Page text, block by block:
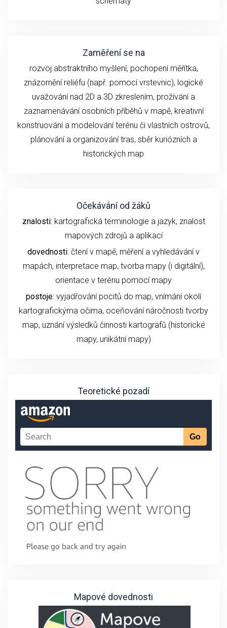
Zaměření se na
rozvoj abstraktního myšlení, pochopení měřítka,
znázornění reliéfu (např. pomocí vrstevnic), logické
uvažování nad 2D a 3D zkreslením, prožívání a
zaznamenávání osobních příběhů v mapě, kreativní
konstruování a modelování terénu či vlastních ostrovů,
plánování a organizování tras, sběr kuriózních a
historických map
Očekávání od žáků
znalosti: kartografická terminologie a jazyk, znalost
mapových zdrojů a aplikací
dovednosti: čtení v mapě, měření a vyhledávání v
mapách, interpretace map, tvorba mapy (i digitální),
orientace v terénu pomocí mapy
postoje: vyjadřování pocitů do map, vnímání okolí
kartografickýma očima, oceňování náročnosti tvorby
map, uznání výsledků činnosti kartografů (historické
mapy, unikátní mapy)
Teoretické pozadí
Mapové dovednosti